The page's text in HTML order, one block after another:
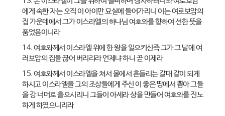
에게 속한 자는 오직 이 아이만 묘실에 들어가리니 이는 여로보암의
집 가운데에서 그가 이스라엘의 하나님 여호와를 향하여 선한 뜻을
품었음이니라
14. 여호와께서 이스라엘 위에 한 왕을 일으키신즉 그가 그 날에 여
러보암의 집을 끊어 버리리라 언제냐 하니 곧 이제라
15. 여호와께서 이스라엘을 쳐서 물에서 흔들리는 갈대 같이 되게
하시고 이스라엘을 그의 조상들에게 주신 이 좋은 땅에서 뽑아 그들
을 강 너머로 흩으시리니 그들이 아세라 상을 만들어 여호와를 진노
하게 하였으니리라